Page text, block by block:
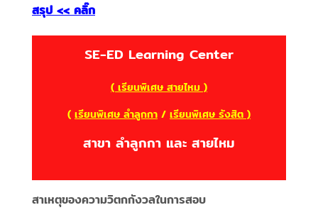
สรุป << คลิ๊ก
SE-ED Learning Center
( เรียนพิเศษ สายไหม )
( เรียนพิเศษ ลำลูกกา / เรียนพิเศษ รังสิต )
สาขา ลำลูกกา และ สายไหม
สาเหตุของความวิตกกังวลในการสอบ